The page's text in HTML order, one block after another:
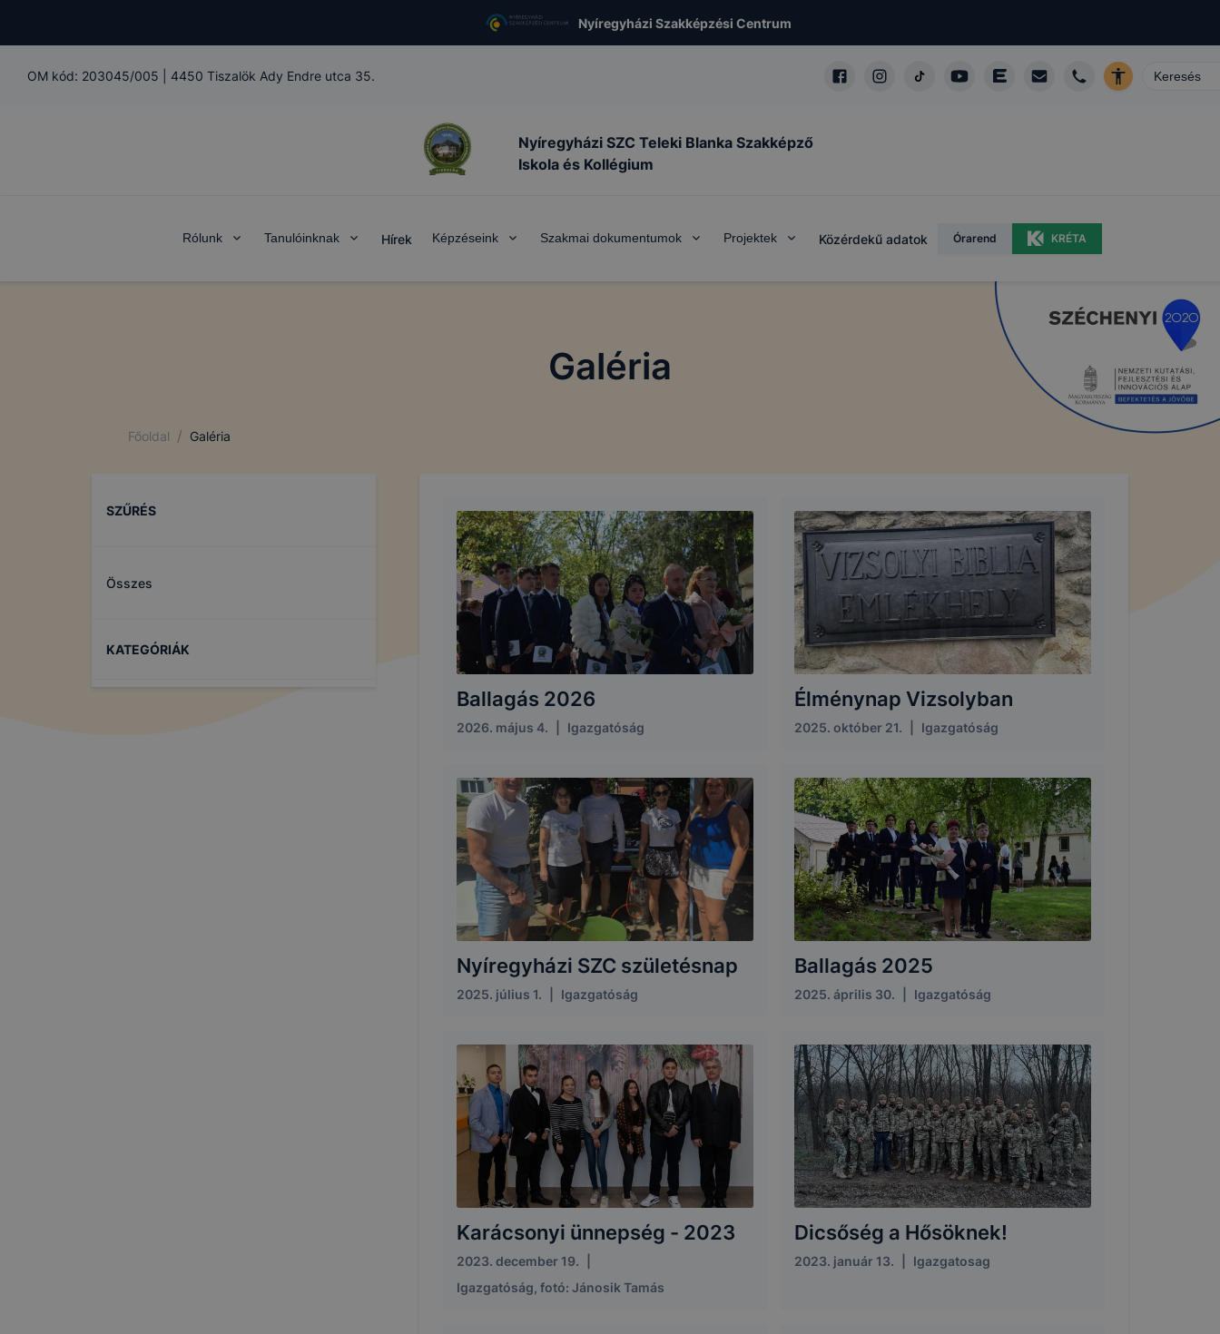
Nyíregyházi Szakképzési Centrum
OM kód: 203045/005 4450 Tiszalök Ady Endre utca 35.
Nyíregyházi SZC Teleki Blanka Szakképző
Iskola és Kollégium
Rólunk Tanulóinknak Hírek Képzéseink Szakmai dokumentumok Projektek Közérdekű adatok Órarend KRÉTA
Galéria
Főoldal / Galéria
SZŰRÉS
Összes
KATEGÓRIÁK
Ballagás 2026
2026. május 4. Igazgatóság
Élménynap Vizsolyban
2025. október 21. Igazgatóság
Nyíregyházi SZC születésnap
2025. július 1. Igazgatóság
Ballagás 2025
2025. április 30. Igazgatóság
Karácsonyi ünnepség - 2023
2023. december 19.
Igazgatóság, fotó: Jánosik Tamás
Dicsőség a Hősöknek!
2023. január 13. Igazgatosag